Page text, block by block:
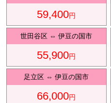
59,400円
世田谷区 ⇔伊豆の国市
55,900円
足立区 ⇔伊豆の国市
66,000円